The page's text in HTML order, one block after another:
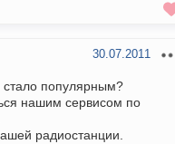
30.07.2011
популярным?
нашим сервисом по
радиостанции.